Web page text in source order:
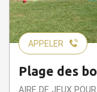
APPELER
Plage des